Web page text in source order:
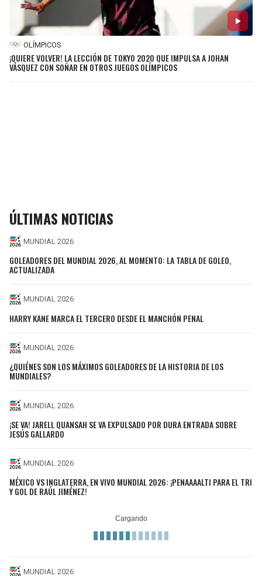
OLÍMPICOS
¡QUIERE VOLVER! LA LECCIÓN DE TOKYO 2020 QUE IMPULSA A JOHAN
VÁSQUEZ CON SOÑAR EN OTROS JUEGOS OLÍMPICOS
ÚLTIMAS NOTICIAS
MUNDIAL 2026
GOLEADORES DEL MUNDIAL 2026, AL MOMENTO: LA TABLA DE GOLEO,
ACTUALIZADA
MUNDIAL 2026
HARRY KANE MARCA EL TERCERO DESDE EL MANCHÓN PENAL
MUNDIAL 2026
¿QUIÉNES SON LOS MÁXIMOS GOLEADORES DE LA HISTORIA DE LOS
MUNDIALES?
MUNDIAL 2026
¡SE VA! JARELL QUANSAH SE VA EXPULSADO POR DURA ENTRADA SOBRE
JESÚS GALLARDO
MUNDIAL 2026
MÉXICO VS INGLATERRA, EN VIVO MUNDIAL 2026: ¡PENAAAALTI PARA EL TRI
Y GOL DE RAÚL JIMÉNEZ!
MUNDIAL 2026